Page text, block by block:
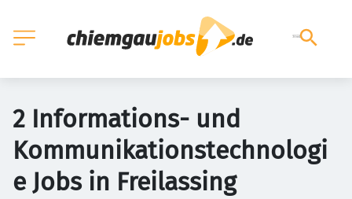
2 Informations- und
Kommunikationstechnologi
e Jobs in Freilassing